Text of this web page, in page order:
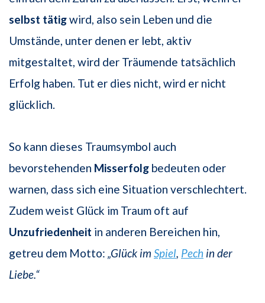
selbst tätigwird, also sein Leben und die
Umstände, unter denen er lebt, aktiv
mitgestaltet, wird der Träumende tatsächlich
Erfolg haben. Tut er dies nicht, wird er nicht
glücklich.
So kann dieses Traumsymbol auch
bevorstehenden Misserfolg bedeuten oder
warnen, dass sich eine Situation verschlechtert.
Zudem weist Glück im Traum oft auf
Unzufriedenheit in anderen Bereichen hin,
getreu dem Motto: „Glück im Spiel, Pech in der
Liebe.“